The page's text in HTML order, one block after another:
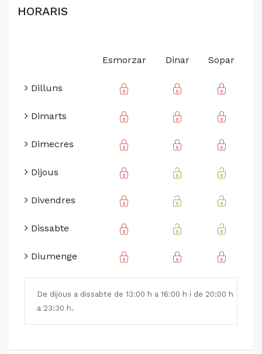
HORARIS
Esmorzar Dinar Sopar
Dilluns
Dimarts
Dimecres
Dijous
Divendres
Dissabte
Diumenge
De dijous a dissabte de 13:00 h a 16:00 h i de 20:00 h
a 23:30 h.